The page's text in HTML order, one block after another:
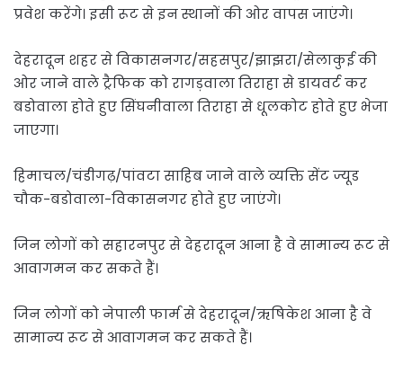
प्रवेश करेंगे। इसी रूट से इन स्थानों की ओर वापस जाएंगे।
देहरादून शहर से विकासनगर/सहसपुर/झाझरा/सेलाकुई की
ओर जाने वाले ट्रैफिक को रागड़वाला तिराहा से डायवर्ट कर
बडोवाला होते हुए सिंघनीवाला तिराहा से धूलकोट होते हुए भेजा
जाएगा।
हिमाचल/चंडीगढ़/पांवटा साहिब जाने वाले व्यक्ति सेंट ज्यूड
चौक-बडोवाला-विकासनगर होते हुए जाएंगे।
जिन लोगों को सहारनपुर से देहरादून आना है वे सामान्य रूट से
आवागमन कर सकते हैं।
जिन लोगों को नेपाली फार्म से देहरादून/ऋषिकेश आना है वे
सामान्य रूट से आवागमन कर सकते हैं।